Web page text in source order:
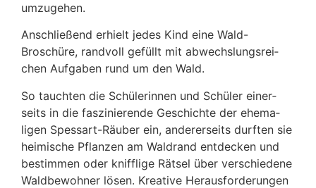
umzugehen.
Anschlie­ßend erhielt jedes Kind eine Wald-
Broschüre, rand­voll gefüllt mit abwechs­lungs­rei­
chen Aufgaben rund um den Wald.
So tauchten die Schü­le­rinnen und Schüler einer­
seits in die faszi­nie­rende Geschichte der ehema­
ligen Spes­sart-Räuber ein, ande­rer­seits durften sie
heimi­sche Pflanzen am Wald­rand entde­cken und
bestimmen oder kniff­lige Rätsel über verschie­dene
Wald­be­wohner lösen. Krea­tive Heraus­for­de­rungen